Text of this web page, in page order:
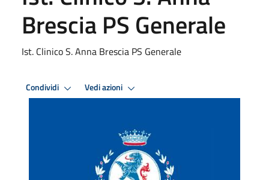
Brescia PS Generale
Ist. Clinico S. Anna Brescia PS Generale
Condividi Vedi azioni